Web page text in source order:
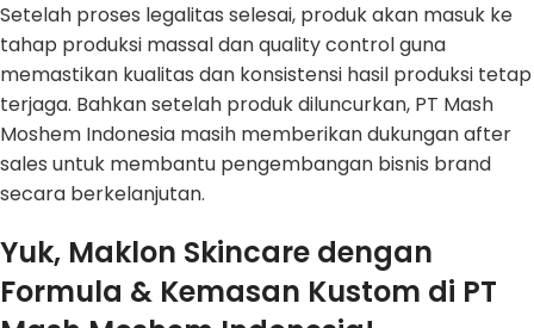
Setelah proses legalitas selesai, produk akan masuk ke
tahap produksi massal dan quality control guna
memastikan kualitas dan konsistensi hasil produksi tetap
terjaga. Bahkan setelah produk diluncurkan, PT Mash
Moshem Indonesia masih memberikan dukungan after
sales untuk membantu pengembangan bisnis brand
secara berkelanjutan.
Yuk, Maklon Skincare dengan
Formula & Kemasan Kustom di PT